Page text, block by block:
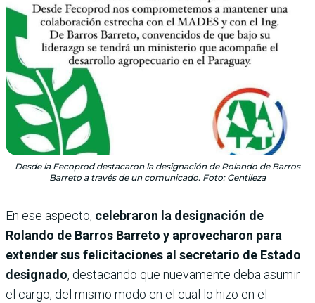
Desde la Fecoprod destacaron la designación de Rolando de Barros
Barreto a través de un comunicado. Foto: Gentileza
En ese aspecto, celebraron la designación de
Rolando de Barros Barreto y aprovecharon para
extender sus felicitaciones al secretario de Estado
designado, destacando que nuevamente deba asumir
el cargo, del mismo modo en el cual lo hizo en el